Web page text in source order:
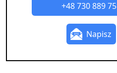
+48 730 889
Napisz